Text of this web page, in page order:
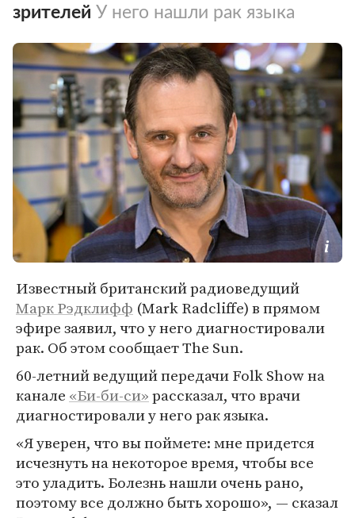
зрителей У него нашли рак языка
Известный британский радиоведущий
Марк Рэдклифф (Mark Radcliffe) в прямом
эфире заявил, что у него диагностировали
рак. Об этом сообщает The Sun.
60-летний ведущий передачи Folk Show на
канале «Би-би-си»рассказал, что врачи
диагностировали у него рак языка.
«Я уверен, что вы поймете: мне придется
исчезнуть на некоторое время, чтобы все
это уладить. Болезнь нашли очень рано,
поэтому все должно быть хорошо», — сказал